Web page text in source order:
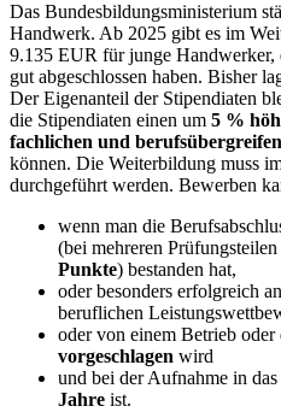
Das Bundesbildungsministerium
Handwerk. Ab 2025 gibt es im
9.135 EUR für junge Handwerker,
gut abgeschlossen haben. Bisher
Der Eigenanteil der Stipendiaten
die Stipendiaten einen um 5 %
fachlichen und
können. Die Weiterbildung muss
durchgeführt werden. Bewerben
wenn man die
(bei mehreren Prüfungsteilen
Punkte) bestanden hat,
oder besonders erfolgreich
beruflichen
oder von einem Betrieb oder
vorgeschlagen wird
und bei der Aufnahme in
Jahre ist.